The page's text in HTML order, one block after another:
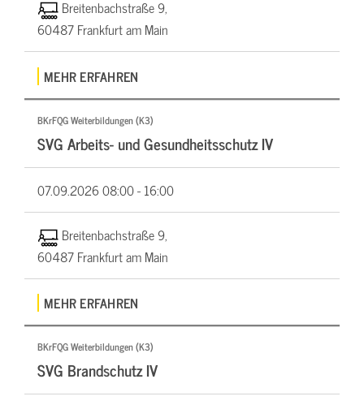
Breitenbachstraße 9,
60487 Frankfurt am Main
MEHR ERFAHREN
BKrFQG Weiterbildungen (K3)
SVG Arbeits- und Gesundheitsschutz IV
07.09.202608:00 - 16:00
Breitenbachstraße 9,
60487 Frankfurt am Main
MEHR ERFAHREN
BKrFQG Weiterbildungen (K3)
SVG Brandschutz IV